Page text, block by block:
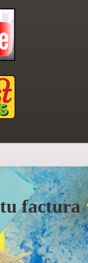
tu factura